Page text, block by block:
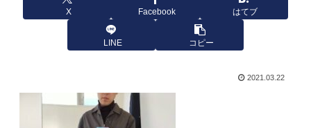
X Facebook はてブ
LINE コピー
2021.03.22